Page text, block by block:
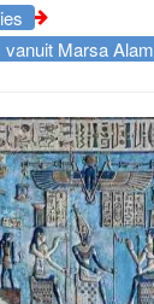
Marsa Alam